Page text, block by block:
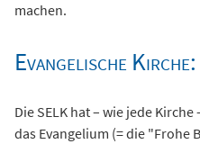
machen.
Evangelische Kirche:
Die SELK hat – wie jede
das Evangelium (= die "Frohe